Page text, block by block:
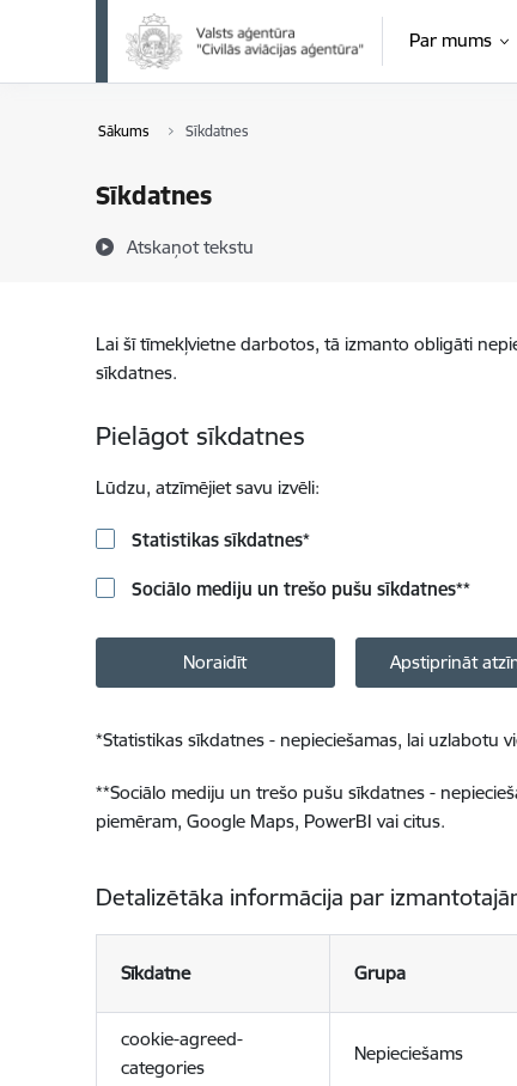
Pāriet uz lapas saturu
Par mums
Sākums Sīkdatnes
Sīkdatnes
Atskaņot tekstu
Lai šī tīmekļvietne darbotos, tā izmanto obligāti
sīkdatnes.
Pielāgot sīkdatnes
Lūdzu, atzīmējiet savu izvēli:
Statistikas sīkdatnes*
Sociālo mediju un trešo pušu sīkdatnes**
Noraidīt Apstiprināt
*Statistikas sīkdatnes - nepieciešamas, lai uzlabotu
**Sociālo mediju un trešo pušu sīkdatnes -
piemēram, Google Maps, PowerBI vai citus.
Detalizētāka informācija par
Sīkdatne Grupa
cookie-agreed-
categories
Nepieciešams